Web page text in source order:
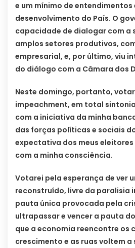
e um mínimo de
desenvolvimento do País. O
capacidade de dialogar com a
amplos setores produtivos,
empresarial, e, por último, viu
do diálogo com a Câmara dos
Neste domingo, portanto,
impeachment, em total
com a iniciativa da minha
das forças políticas e sociais
expectativa dos meus
com a minha consciência.
Votarei pela esperança de ver
reconstruído, livre da paralisia
pauta única provocada pela
ultrapassar e vencer a pauta
que a economia reencontre os
crescimento e as ruas voltem